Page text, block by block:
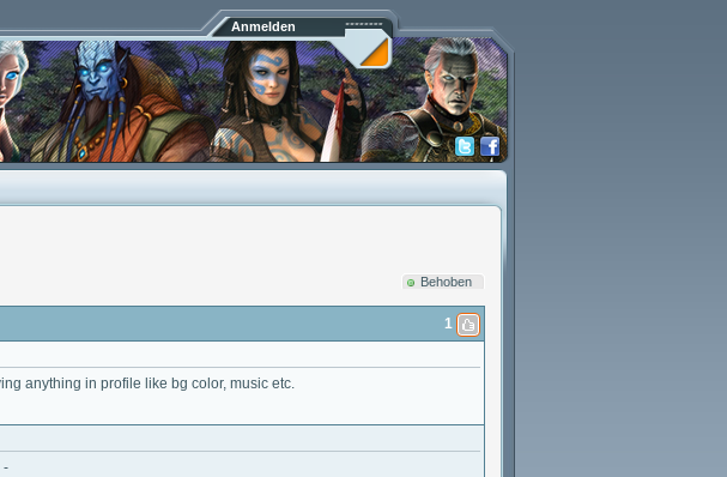
Anmelden
Behoben
1
anything in profile like bg color, music etc.
-